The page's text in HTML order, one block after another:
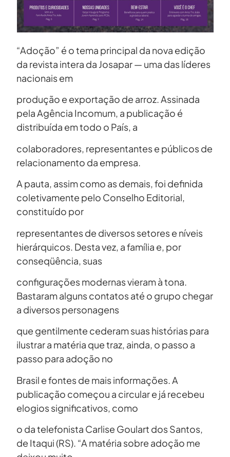
“Adoção” é o tema principal da nova edição
da revista intera da Josapar — uma das líderes
nacionais em
produção e exportação de arroz. Assinada
pela Agência Incomum, a publicação é
distribuída em todo o País, a
colaboradores, representantes e públicos de
relacionamento da empresa.
A pauta, assim como as demais, foi definida
coletivamente pelo Conselho Editorial,
constituído por
representantes de diversos setores e níveis
hierárquicos. Desta vez, a família e, por
conseqüência, suas
configurações modernas vieram à tona.
Bastaram alguns contatos até o grupo chegar
a diversos personagens
que gentilmente cederam suas histórias para
ilustrar a matéria que traz, ainda, o passo a
passo para adoção no
Brasil e fontes de mais informações. A
publicação começou a circular e já recebeu
elogios significativos, como
o da telefonista Carlise Goulart dos Santos,
de Itaqui (RS). “A matéria sobre adoção me